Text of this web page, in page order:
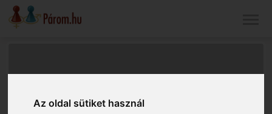
Az oldal sütiket használ